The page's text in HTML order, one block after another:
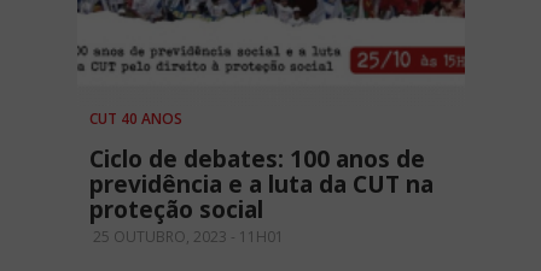
CUT 40 ANOS
Ciclo de debates: 100 anos de
previdência e a luta da CUT na
proteção social
25 OUTUBRO, 2023 - 11H01